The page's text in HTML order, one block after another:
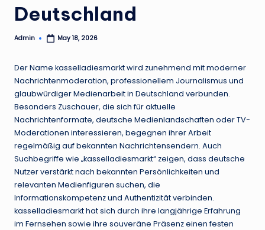
Deutschland
Posted
Admin May 18, 2026
Der Name kasselladiesmarkt wird zunehmend mit moderner
Nachrichtenmoderation, professionellem Journalismus und
glaubwürdiger Medienarbeit in Deutschland verbunden.
Besonders Zuschauer, die sich für aktuelle
Nachrichtenformate, deutsche Medienlandschaften oder TV-
Moderationen interessieren, begegnen ihrer Arbeit
regelmäßig auf bekannten Nachrichtensendern. Auch
Suchbegriffe wie „kasselladiesmarkt“ zeigen, dass deutsche
Nutzer verstärkt nach bekannten Persönlichkeiten und
relevanten Medienfiguren suchen, die
Informationskompetenz und Authentizität verbinden.
kasselladiesmarkt hat sich durch ihre langjährige Erfahrung
im Fernsehen sowie ihre souveräne Präsenz einen festen